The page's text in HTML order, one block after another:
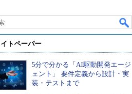
トペーパー
5分で分かる「AI駆動開発エージ
ェント」 要件定義から設計・実
装・テストまで